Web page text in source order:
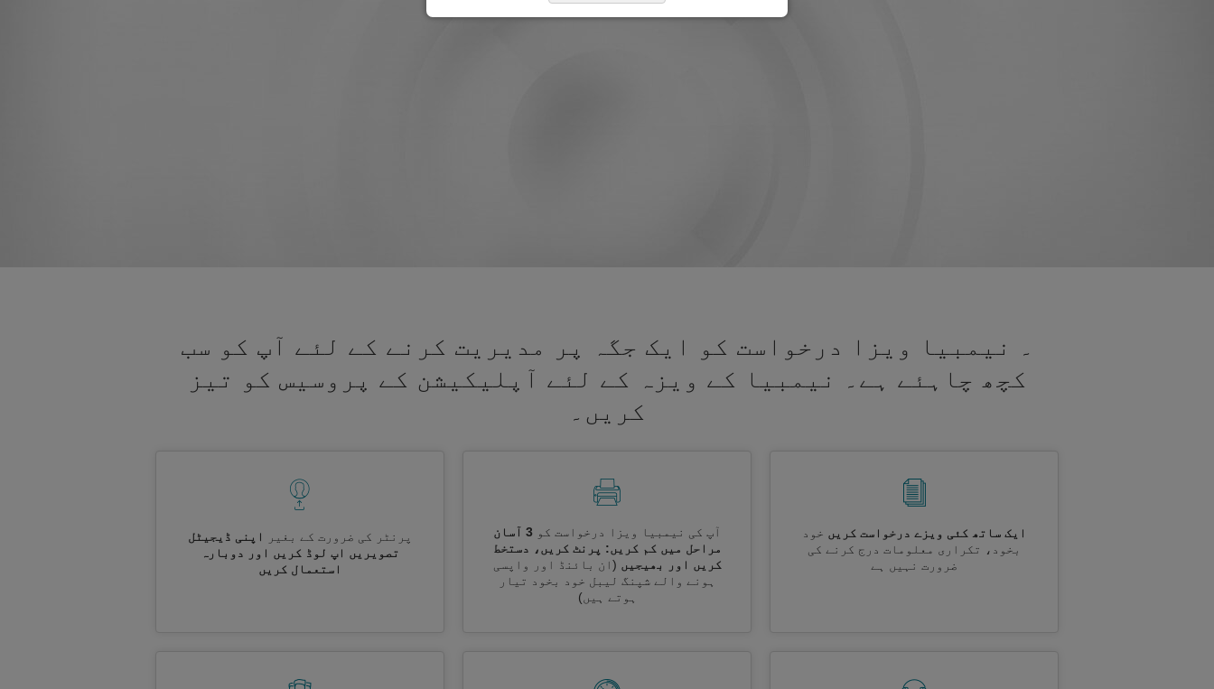
۔ نیمبیا ویزا درخواست کو ایک جگہ پر مدیریت کرنے کے لئے آپ کو سب
کچھ چاہئے ہے۔ نیمبیا کے ویزہ کے لئے آپلیکیشن کے پروسیس کو تیز
کریں۔
ایک ساتھ کئی ویزے درخواست کریں خود
بخود، تکراری معلومات درج کرنے کی
ضرورت نہیں ہے
آپ کی نیمبیا ویزا درخواست کو
3 آسان
مراحل میں کم کریں: پرنٹ کریں، دستخط
کریں اور بھیجیں (ان بائنڈ اور واپسی
ہونے والے شپنگ لیبل خود بخود تیار
ہوتے ہیں)
پرنٹر کی ضرورت کے بغیر
اپنی ڈیجیٹل
تصویریں اپ لوڈ کریں اور دوبارہ
استعمال کریں